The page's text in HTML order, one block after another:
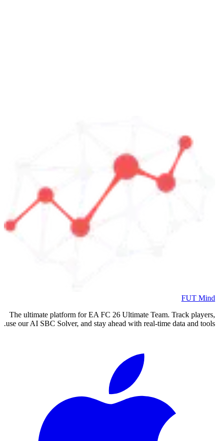
FUT Mind
The ultimate platform for EA FC 26 Ultimate Team. Track players,
use our AI SBC Solver, and stay ahead with real-time data and tools.